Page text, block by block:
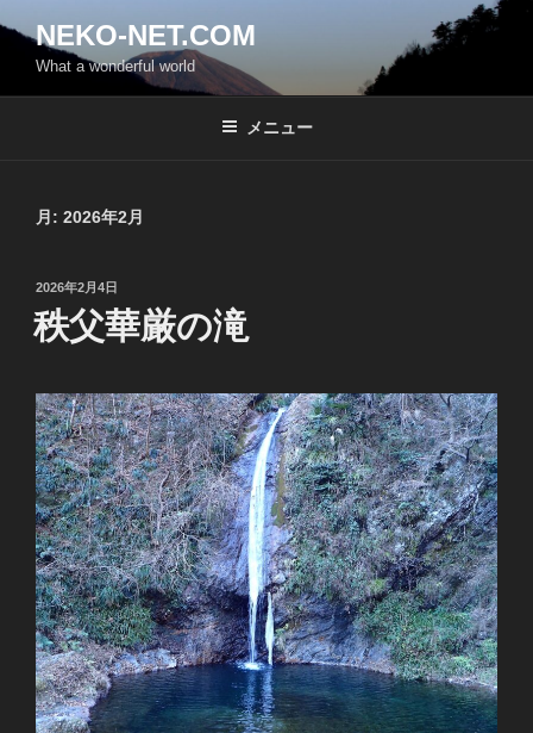
ン
NEKO-NET.COM
What a wonderful world
メニュー
月: 2026年2月
投
稿
日:
2026年2月4日
秩父華厳の滝